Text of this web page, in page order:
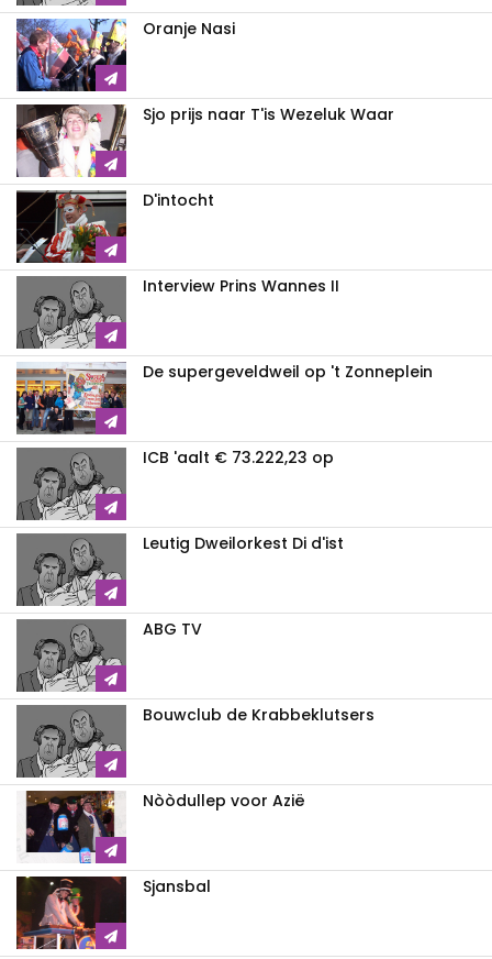
Oranje Nasi
Sjo prijs naar T'is Wezeluk Waar
D'intocht
Interview Prins Wannes II
De supergeveldweil op 't Zonneplein
ICB 'aalt € 73.222,23 op
Leutig Dweilorkest Di d'ist
ABG TV
Bouwclub de Krabbeklutsers
Nòòdullep voor Azië
Sjansbal